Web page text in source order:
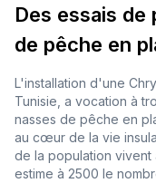
Des essais
de pêche en
L'installation d'une
Tunisie, a vocation à
nasses de pêche en
au cœur de la vie
de la population vivent
estime à 2500 le